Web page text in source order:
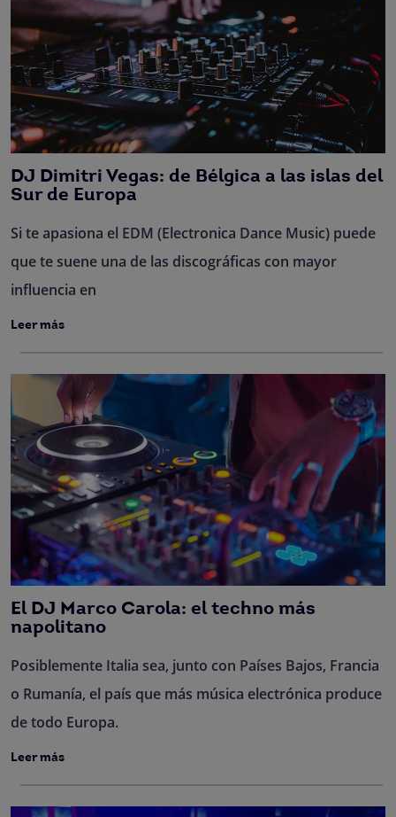
DJ Dimitri Vegas: de Bélgica a las islas del
Sur de Europa
Si te apasiona el EDM (Electronica Dance Music) puede
que te suene una de las discográficas con mayor
influencia en
Leer más
El DJ Marco Carola: el techno más
napolitano
Posiblemente Italia sea, junto con Países Bajos, Francia
o Rumanía, el país que más música electrónica produce
de todo Europa.
Leer más